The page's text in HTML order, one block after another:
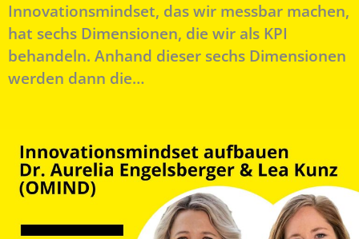
Innovationsmindset, das wir messbar machen,
hat sechs Dimensionen, die wir als KPI
behandeln. Anhand dieser sechs Dimensionen
werden dann die…